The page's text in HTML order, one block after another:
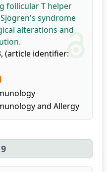
follicular T helper
syndrome
alterations and
(article identifier:
and Allergy